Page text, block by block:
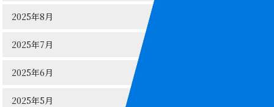
2025年8月
2025年7月
2025年6月
2025年5月